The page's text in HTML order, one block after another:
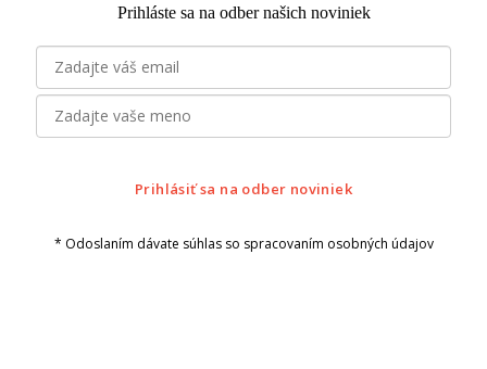
Prihláste sa na odber našich noviniek
Prihlásiť sa na odber noviniek
* Odoslaním dávate súhlas so spracovaním osobných údajov